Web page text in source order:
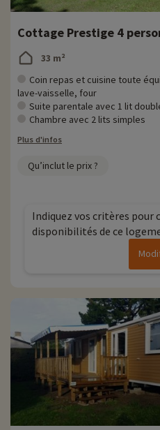
Cottage Prestige 4
33 m²
Coin repas et cuisine toute
lave-vaisselle, four
Suite parentale avec 1 lit
Chambre avec 2 lits simples
Plus d'infos
Qu’inclut le prix ?
Indiquez vos critères pour
disponibilités de ce